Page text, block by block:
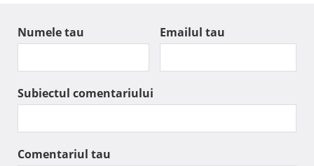
Numele tau Emailul tau
Subiectul comentariului
Comentariul tau